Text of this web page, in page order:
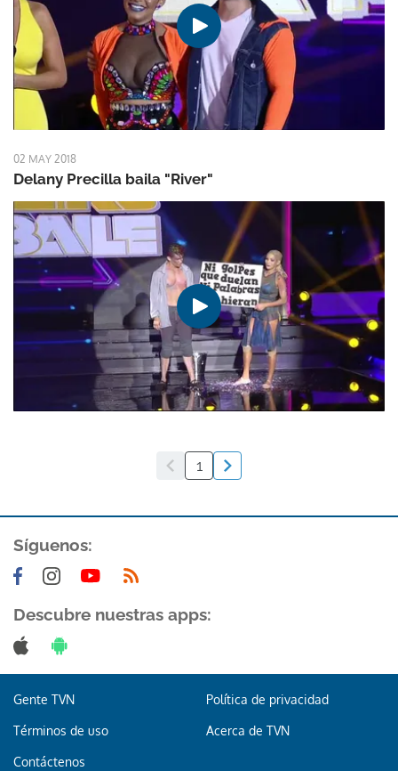
02 MAY 2018
Delany Precilla baila "River"
1
Síguenos:
Descubre nuestras apps:
Gente TVN Política de privacidad
Términos de uso Acerca de TVN
Contáctenos